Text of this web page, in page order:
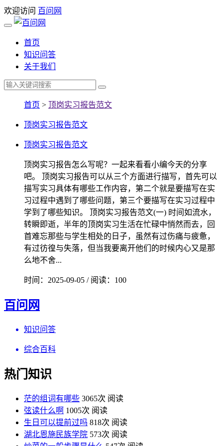
欢迎访问 百问网
首页
知识问答
关于我们
首页 > 顶岗实习报告范文
顶岗实习报告范文
顶岗实习报告范文
顶岗实习报告怎么写呢？一起来看看小编今天的分享
吧。 顶岗实习报告可以从三个方面进行描写，首先可以
描写实习具体有哪些工作内容，第二个就是要描写在实
习过程中遇到了哪些问题，第三个要描写在实习过程中
学到了哪些知识。 顶岗实习报告范文(一) 时间如流水，
转瞬即逝，半年的顶岗实习生活在忙碌中悄然而去，回
首难忘那些与学生相处的日子，虽然有过伤痛与疲惫，
有过彷徨与失落，但当我要离开他们的时候内心又是那
么地不舍...
时间：2025-09-05 / 阅读：100
百问网
知识问答
综合百科
热门知识
茫的组词有哪些 3065次 阅读
弦读什么啊 1005次 阅读
生日可以提前过吗 818次 阅读
湖北恩施民族学院 573次 阅读